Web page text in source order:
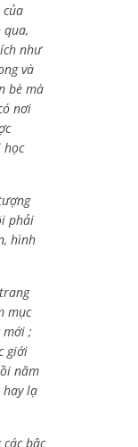
của
như
và
bè mà
nơi
học
phải
hình
mục
mới ;
giới
năm
hay lạ
bậc